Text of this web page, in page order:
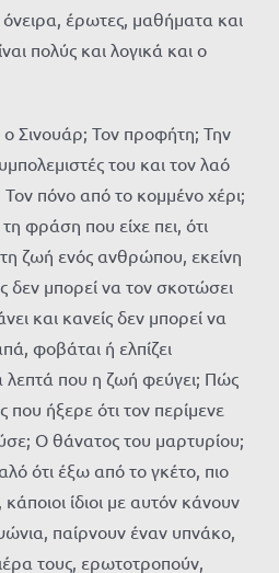
έρωτες, μαθήματα και
πολύς και λογικά και ο
Σινουάρ; Τον προφήτη; Την
του και τον λαό
πόνο από το κομμένο χέρι;
φράση που είχε πει, ότι
ζωή ενός ανθρώπου, εκείνη
δεν μπορεί να τον σκοτώσει
και κανείς δεν μπορεί να
φοβάται ή ελπίζει
λεπτά που η ζωή φεύγει; Πώς
που ήξερε ότι τον περίμενε
Ο θάνατος του μαρτυρίου;
ότι έξω από το γκέτο, πιο
ίδιοι με αυτόν κάνουν
παίρνουν έναν υπνάκο,
τους, ερωτοτροπούν,